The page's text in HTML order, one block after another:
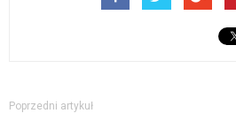
Poprzedni artykuł